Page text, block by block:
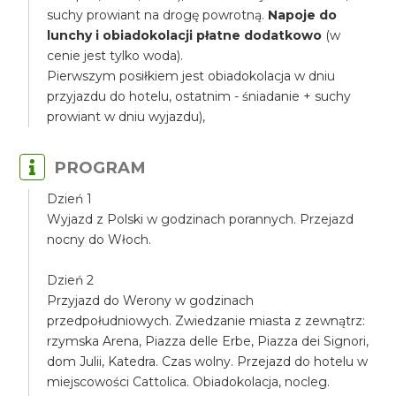
suchy prowiant na drogę powrotną. Napoje do
lunchy i obiadokolacji płatne dodatkowo (w
cenie jest tylko woda).
Pierwszym posiłkiem jest obiadokolacja w dniu
przyjazdu do hotelu, ostatnim - śniadanie + suchy
prowiant w dniu wyjazdu),
PROGRAM
Dzień 1
Wyjazd z Polski w godzinach porannych. Przejazd
nocny do Włoch.
Dzień 2
Przyjazd do Werony w godzinach
przedpołudniowych. Zwiedzanie miasta z zewnątrz:
rzymska Arena, Piazza delle Erbe, Piazza dei Signori,
dom Julii, Katedra. Czas wolny. Przejazd do hotelu w
miejscowości Cattolica. Obiadokolacja, nocleg.